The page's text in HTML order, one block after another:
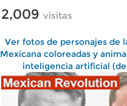
2,009 visitas
Ver fotos de personajes de
Mexicana coloreadas y
inteligencia artificial